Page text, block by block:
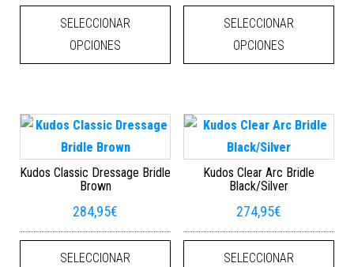
SELECCIONAR
OPCIONES
Este producto tiene múltiples
SELECCIONAR
OPCIONES
Kudos Classic Dressage Bridle
Brown
284,95€
SELECCIONAR
Este producto tiene múltiples
Kudos Clear Arc Bridle
Black/Silver
274,95€
SELECCIONAR